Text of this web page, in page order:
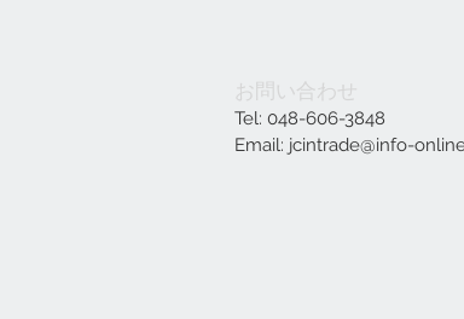
お問い合わせ
Tel: 048-606-3848
Email: jcintrade@info-